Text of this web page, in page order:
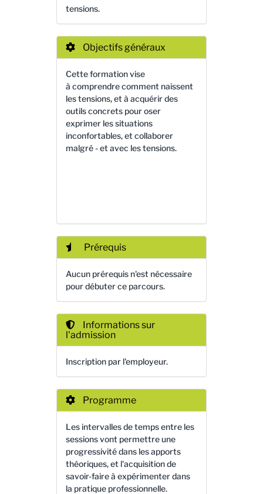
tensions.
Objectifs généraux
Cette formation vise
à comprendre comment naissent
les tensions, et à acquérir des
outils concrets pour oser
exprimer les situations
inconfortables, et collaborer
malgré - et avec les tensions.
Prérequis
Aucun prérequis n'est nécessaire
pour débuter ce parcours.
Informations sur
l'admission
Inscription par l'employeur.
Programme
Les intervalles de temps entre les
sessions vont permettre une
progressivité dans les apports
théoriques, et l'acquisition de
savoir-faire à expérimenter dans
la pratique professionnelle.